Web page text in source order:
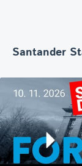
Santander